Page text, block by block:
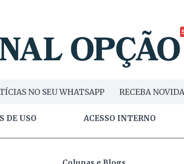
NO SEU WHATSAPP RECEBA
DE USO ACESSO INTERNO